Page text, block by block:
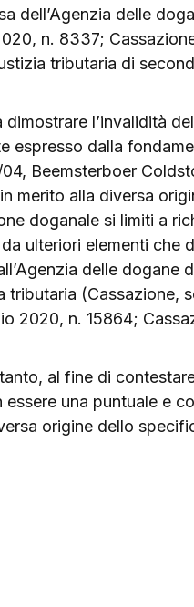
dell’Agenzia delle
n. 8337;
tributaria di
l’invalidità
espresso dalla
Beemsterboer
merito alla diversa
doganale si limiti a
ulteriori elementi che
delle dogane
(Cassazione,
2020, n. 15864;
al fine di
una puntuale e
origine dello